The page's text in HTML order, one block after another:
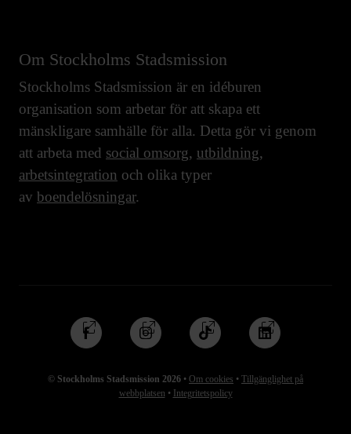
Om Stockholms Stadsmission
Stockholms Stadsmission är en idéburen
organisation som arbetar för att skapa ett
mänskligare samhälle för alla. Detta gör vi genom
att arbeta med social omsorg, utbildning,
arbetsintegration och olika typer
av boendelösningar.
© Stockholms Stadsmission 2026 • Om cookies • Tillgänglighet på
webbplatsen • Integritetspolicy
Följ
oss
Facebook
Följ
oss
Instagram
Följ
oss
TikTok
Följ
oss
Linkedin